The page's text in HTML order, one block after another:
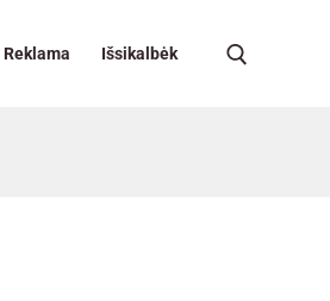
Reklama Išsikalbėk